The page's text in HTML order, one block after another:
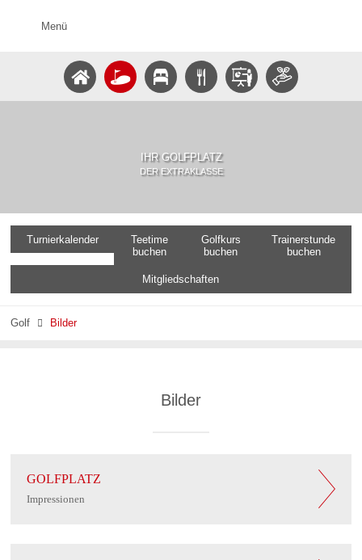
Menü
IHR GOLFPLATZ
DER EXTRAKLASSE
Turnierkalender
Teetime
buchen
Golfkurs
buchen
Trainerstunde
buchen
Mitgliedschaften
Golf  Bilder
Bilder
GOLFPLATZ
Impressionen